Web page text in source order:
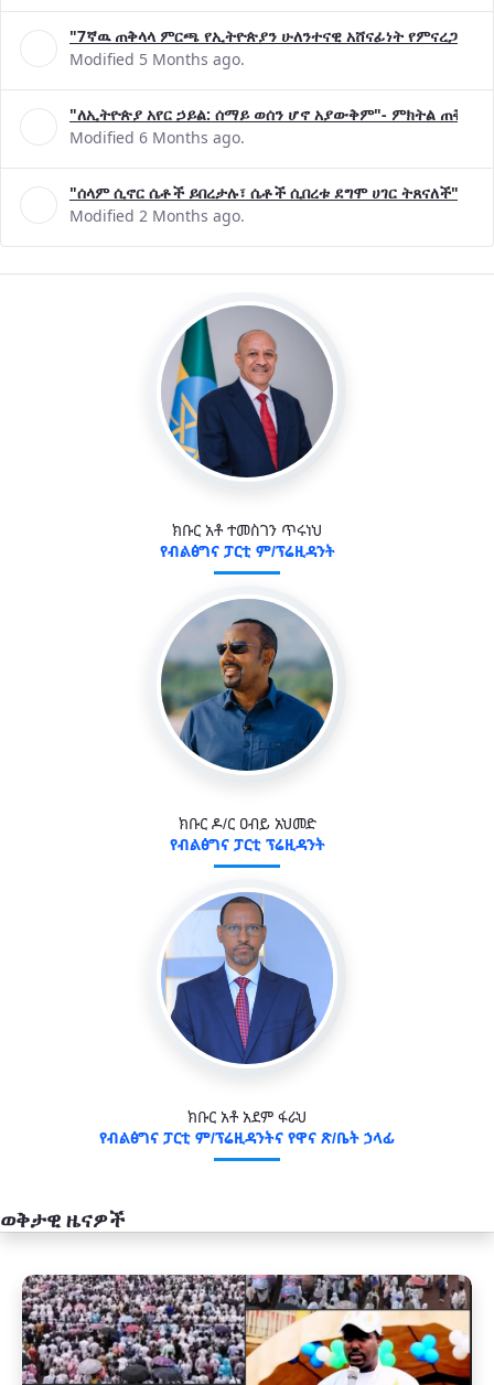
"7ኛዉ ጠቅላላ ምርጫ የኢትዮጵያን ሁለንተናዊ አሸናፊነት
Modified 5 Months ago.
"ለኢትዮጵያ አየር ኃይል: ሰማይ ወሰን ሆኖ አያውቅም"- ምክትል ጠቅላይ
Modified 6 Months ago.
"ሰላም ሲኖር ሴቶች ይበረታሉ፣ ሴቶች ሲበረቱ ደግሞ ሀገር ትጸናለች"-
Modified 2 Months ago.
ክቡር አቶ ተመስገን ጥሩነህ
የብልፅግና ፓርቲ ም/ፕሬዚዳንት
ክቡር ዶ/ር ዐብይ አህመድ
የብልፅግና ፓርቲ ፕሬዚዳንት
ክቡር አቶ አደም ፋራህ
የብልፅግና ፓርቲ ም/ፕሬዚዳንትና የዋና ጽ/ቤት ኃላፊ
ወቅታዊ ዜናዎች
አዲስ